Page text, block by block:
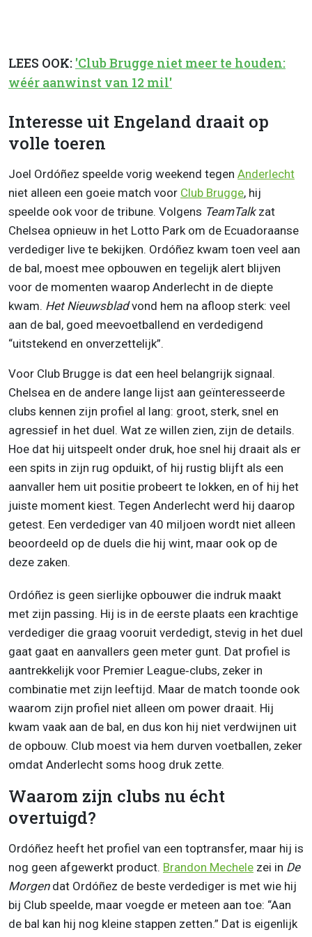
LEES OOK: 'Club Brugge niet meer te houden:
wéér aanwinst van 12 mil'
Interesse uit Engeland draait op
volle toeren
Joel Ordóñez speelde vorig weekend tegen Anderlecht
niet alleen een goeie match voor Club Brugge, hij
speelde ook voor de tribune. Volgens TeamTalkzat
Chelsea opnieuw in het Lotto Park om de Ecuadoraanse
verdediger live te bekijken. Ordóñez kwam toen veel aan
de bal, moest mee opbouwen en tegelijk alert blijven
voor de momenten waarop Anderlecht in de diepte
kwam. Het Nieuwsbladvond hem na afloop sterk: veel
aan de bal, goed meevoetballend en verdedigend
“uitstekend en onverzettelijk”.
Voor Club Brugge is dat een heel belangrijk signaal.
Chelsea en de andere lange lijst aan geïnteresseerde
clubs kennen zijn profiel al lang: groot, sterk, snel en
agressief in het duel. Wat ze willen zien, zijn de details.
Hoe dat hij uitspeelt onder druk, hoe snel hij draait als er
een spits in zijn rug opduikt, of hij rustig blijft als een
aanvaller hem uit positie probeert te lokken, en of hij het
juiste moment kiest. Tegen Anderlecht werd hij daarop
getest. Een verdediger van 40 miljoen wordt niet alleen
beoordeeld op de duels die hij wint, maar ook op de
deze zaken.
Ordóñez is geen sierlijke opbouwer die indruk maakt
met zijn passing. Hij is in de eerste plaats een krachtige
verdediger die graag vooruit verdedigt, stevig in het duel
gaat gaat en aanvallers geen meter gunt. Dat profiel is
aantrekkelijk voor Premier League‑clubs, zeker in
combinatie met zijn leeftijd. Maar de match toonde ook
waarom zijn profiel niet alleen om power draait. Hij
kwam vaak aan de bal, en dus kon hij niet verdwijnen uit
de opbouw. Club moest via hem durven voetballen, zeker
omdat Anderlecht soms hoog druk zette.
Waarom zijn clubs nu écht
overtuigd?
Ordóñez heeft het profiel van een toptransfer, maar hij is
nog geen afgewerkt product. Brandon Mechele zei in De
Morgendat Ordóñez de beste verdediger is met wie hij
bij Club speelde, maar voegde er meteen aan toe: “Aan
de bal kan hij nog kleine stappen zetten.” Dat is eigenlijk